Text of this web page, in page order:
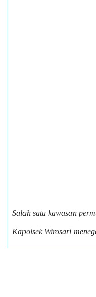
Salah satu kawasan
Kapolsek Wirosari